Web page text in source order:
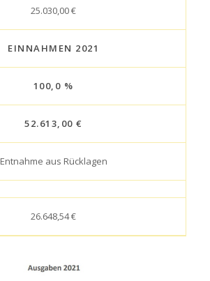
25.030,00 €
EINNAHMEN 2021
100,0 %
52.613,00 €
Entnahme aus Rücklagen
26.648,54 €